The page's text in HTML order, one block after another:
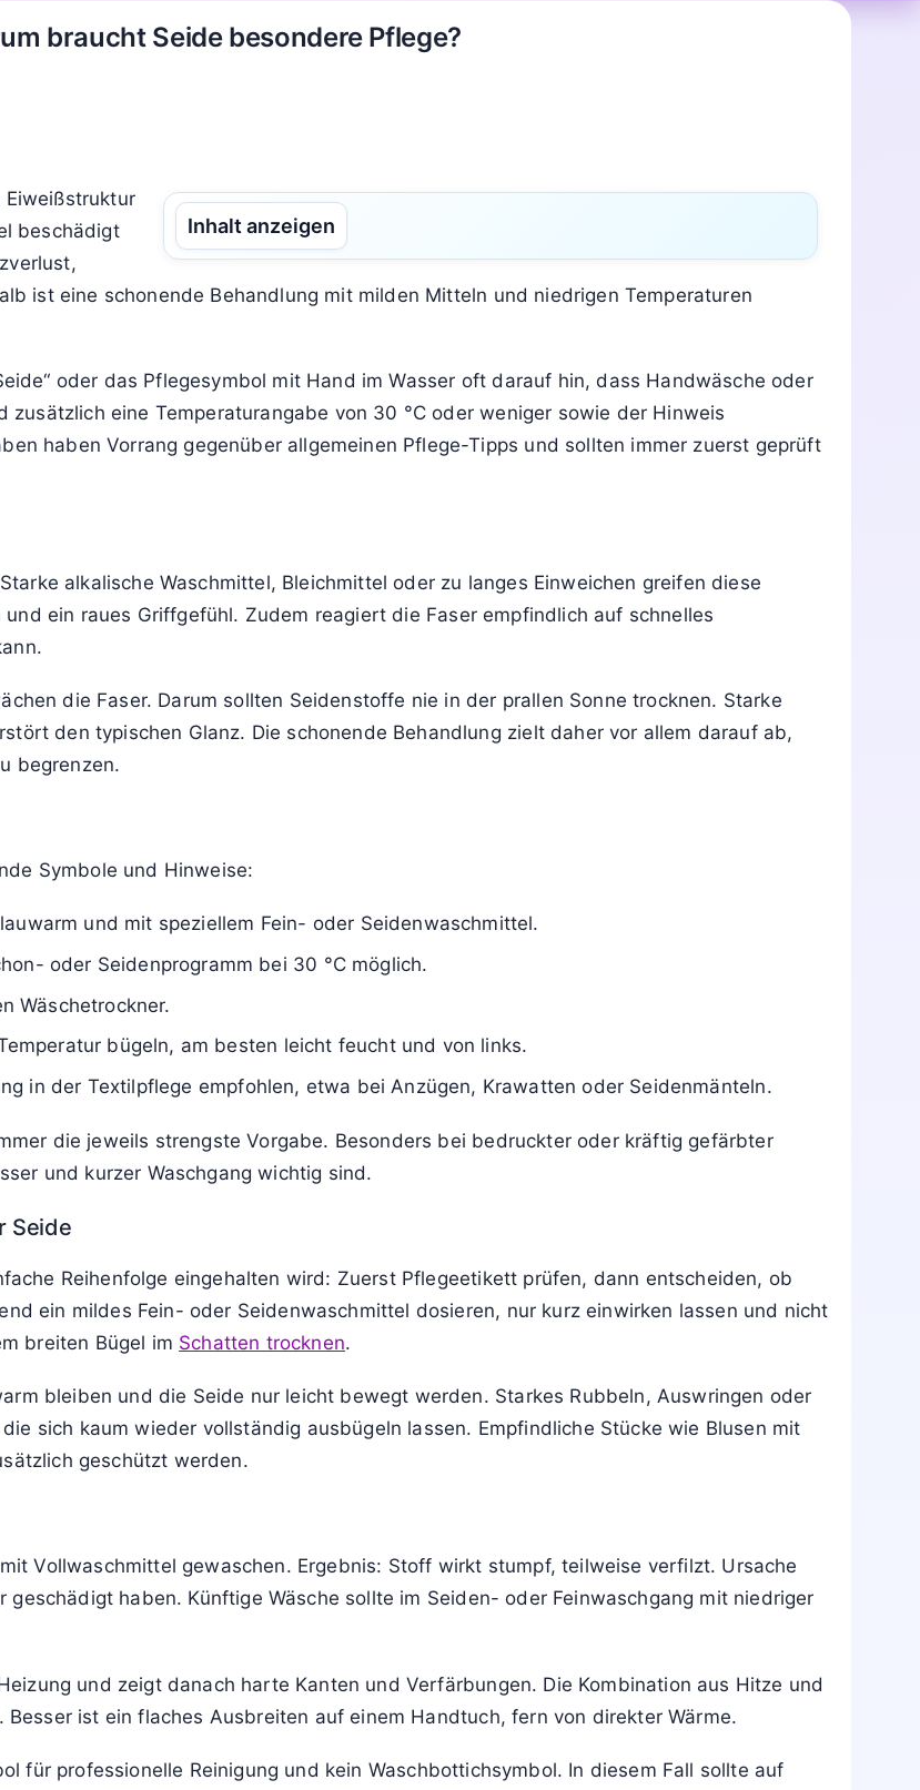
braucht Seide besondere Pflege?
Inhalt anzeigen
beschädigt
ist eine schonende Behandlung mit milden Mitteln und niedrigen Temperaturen
oder das Pflegesymbol mit Hand im Wasser oft darauf hin, dass Handwäsche oder
eine Temperaturangabe von 30 °C oder weniger sowie der Hinweis
haben Vorrang gegenüber allgemeinen Pflege-Tipps und sollten immer zuerst geprüft
alkalische Waschmittel, Bleichmittel oder zu langes Einweichen greifen diese
ein raues Griffgefühl. Zudem reagiert die Faser empfindlich auf schnelles
die Faser. Darum sollten Seidenstoffe nie in der prallen Sonne trocknen. Starke
den typischen Glanz. Die schonende Behandlung zielt daher vor allem darauf ab,
begrenzen.
Symbole und Hinweise:
und mit speziellem Fein- oder Seidenwaschmittel.
oder Seidenprogramm bei 30 °C möglich.
Wäschetrockner.
bügeln, am besten leicht feucht und von links.
in der Textilpflege empfohlen, etwa bei Anzügen, Krawatten oder Seidenmänteln.
die jeweils strengste Vorgabe. Besonders bei bedruckter oder kräftig gefärbter
und kurzer Waschgang wichtig sind.
Seide
Reihenfolge eingehalten wird: Zuerst Pflegeetikett prüfen, dann entscheiden, ob
ein mildes Fein- oder Seidenwaschmittel dosieren, nur kurz einwirken lassen und nicht
breiten Bügel im Schatten trocknen.
bleiben und die Seide nur leicht bewegt werden. Starkes Rubbeln, Auswringen oder
sich kaum wieder vollständig ausbügeln lassen. Empfindliche Stücke wie Blusen mit
geschützt werden.
Vollwaschmittel gewaschen. Ergebnis: Stoff wirkt stumpf, teilweise verfilzt. Ursache
haben. Künftige Wäsche sollte im Seiden- oder Feinwaschgang mit niedriger
und zeigt danach harte Kanten und Verfärbungen. Die Kombination aus Hitze und
ist ein flaches Ausbreiten auf einem Handtuch, fern von direkter Wärme.
für professionelle Reinigung und kein Waschbottichsymbol. In diesem Fall sollte auf